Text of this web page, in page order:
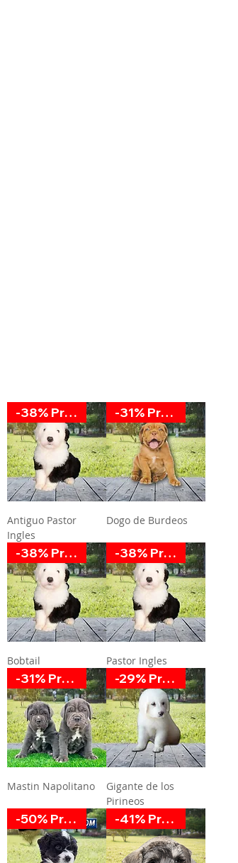
-38% Promoción
Antiguo Pastor
Ingles
-31% Promoción
Dogo de Burdeos
-38% Promoción
Bobtail
-38% Promoción
Pastor Ingles
-31% Promoción
Mastin Napolitano
-29% Promoción
Gigante de los
Pirineos
-50% Promoción -41% Promoción